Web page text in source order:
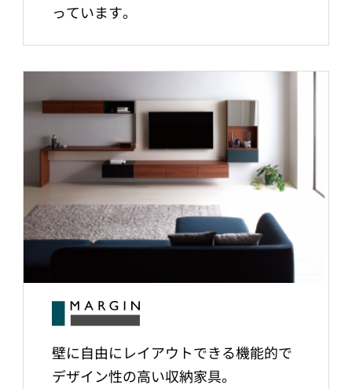
っています。
壁に自由にレイアウトできる機能的で
デザイン性の高い収納家具。